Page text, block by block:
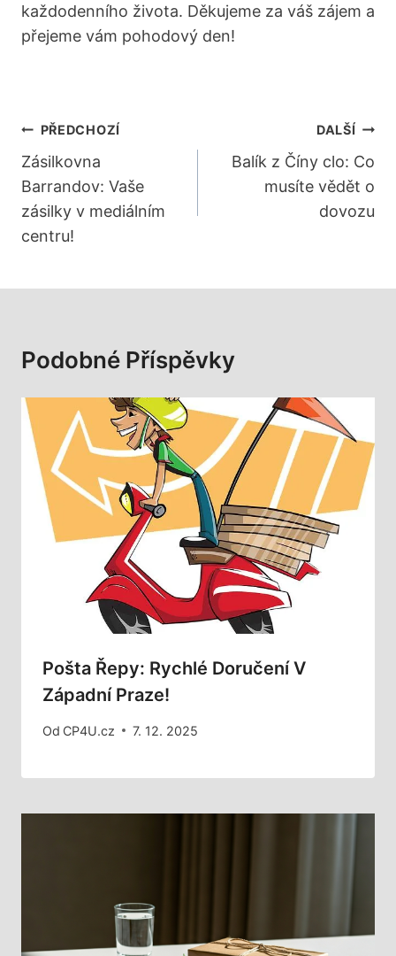
každodenního života. Děkujeme za váš zájem a
přejeme vám pohodový den!
Navigace
Pro
Příspěvek
PŘEDCHOZÍ
Zásilkovna
Barrandov: Vaše
zásilky v mediálním
centru!
DALŠÍ
Balík z Číny clo: Co
musíte vědět o
dovozu
Podobné Příspěvky
Pošta Řepy: Rychlé Doručení V
Západní Praze!
Od CP4U.cz 7. 12. 2025